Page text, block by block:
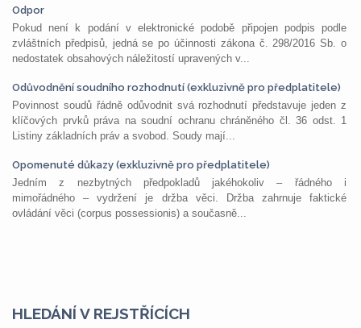
Odpor
Pokud není k podání v elektronické podobě připojen podpis podle
zvláštních předpisů, jedná se po účinnosti zákona č. 298/2016 Sb. o
nedostatek obsahových náležitostí upravených v...
Odůvodnění soudního rozhodnutí (exkluzivně pro předplatitele)
Povinnost soudů řádně odůvodnit svá rozhodnutí představuje jeden z
klíčových prvků práva na soudní ochranu chráněného čl. 36 odst. 1
Listiny základních práv a svobod. Soudy mají...
Opomenuté důkazy (exkluzivně pro předplatitele)
Jedním z nezbytných předpokladů jakéhokoliv – řádného i
mimořádného – vydržení je držba věci. Držba zahrnuje faktické
ovládání věci (corpus possessionis) a současně...
HLEDÁNÍ V REJSTŘÍCÍCH